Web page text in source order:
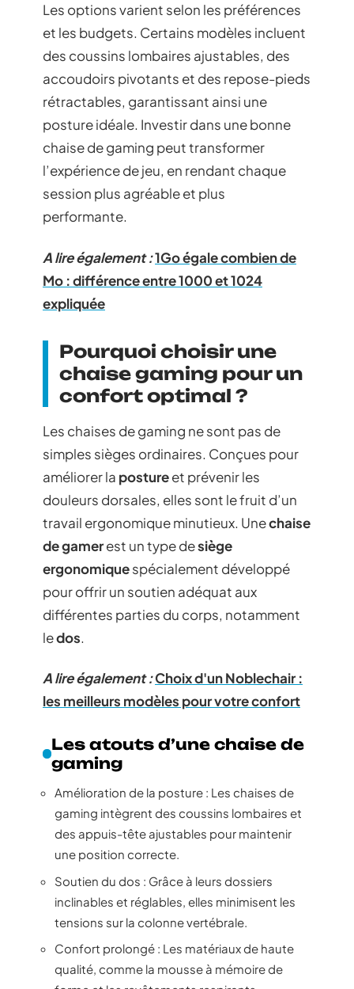
Les options varient selon les préférences
et les budgets. Certains modèles incluent
des coussins lombaires ajustables, des
accoudoirs pivotants et des repose-pieds
rétractables, garantissant ainsi une
posture idéale. Investir dans une bonne
chaise de gaming peut transformer
l’expérience de jeu, en rendant chaque
session plus agréable et plus
performante.
A lire également :1Go égale combien de
Mo : différence entre 1000 et 1024
expliquée
Pourquoi choisir une
chaise gaming pour un
confort optimal ?
Les chaises de gaming ne sont pas de
simples sièges ordinaires. Conçues pour
améliorer la postureet prévenir les
douleurs dorsales, elles sont le fruit d’un
travail ergonomique minutieux. Unechaise
de gamerest un type desiège
ergonomiquespécialement développé
pour offrir un soutien adéquat aux
différentes parties du corps, notamment
ledos.
A lire également :Choix d'un Noblechair :
les meilleurs modèles pour votre confort
Les atouts d’une chaise de
gaming
Amélioration de la posture : Les chaises de
gaming intègrent des coussins lombaires et
des appuis-tête ajustables pour maintenir
une position correcte.
Soutien du dos : Grâce à leurs dossiers
inclinables et réglables, elles minimisent les
tensions sur la colonne vertébrale.
Confort prolongé : Les matériaux de haute
qualité, comme la mousse à mémoire de